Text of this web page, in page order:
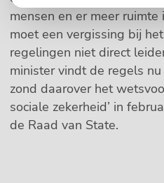
mensen en er meer
moet een vergissing bij
regelingen niet direct
minister vindt de regels
zond daarover het
sociale zekerheid’ in
de Raad van State.